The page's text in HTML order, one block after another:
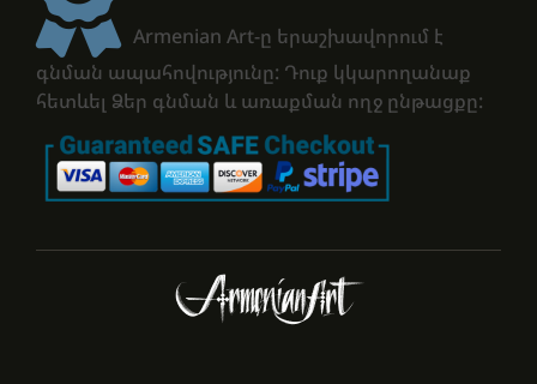
Armenian Art-ը երաշխավորում է
գնման ապահովությունը: Դուք կկարողանաք
հետևել Ձեր գնման և առաքման ողջ ընթացքը: